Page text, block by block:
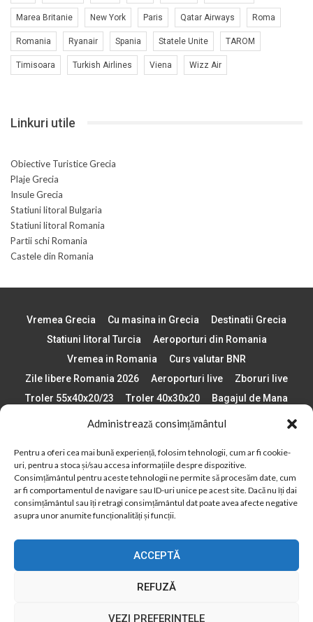
Administrează consimțământul
Pentru a oferi cea mai bună experiență, folosim tehnologii, cum ar fi cookie-
uri, pentru a stoca și/sau accesa informațiile despre dispozitive.
Consimțământul pentru aceste tehnologii ne permite să procesăm date, cum
ar fi comportamentul de navigare sau ID-uri unice pe acest site. Dacă nu îți dai
consimțământul sau îți retragi consimțământul dat poate avea afecte negative
asupra unor anumite funcționalități și funcții.
ACCEPTĂ
REFUZĂ
VEZI PREFERINȚELE
Marea Britanie New York Paris Qatar Airways Roma
Romania Ryanair Spania Statele Unite TAROM
Timisoara Turkish Airlines Viena Wizz Air
Linkuri utile
Obiective Turistice Grecia
Plaje Grecia
Insule Grecia
Statiuni litoral Bulgaria
Statiuni litoral Romania
Partii schi Romania
Castele din Romania
Vremea Grecia Cu masina in Grecia
Destinatii Grecia
Statiuni litoral Turcia
Aeroporturi din Romania
Vremea in Romania
Curs valutar BNR
Zile libere Romania 2026
Aeroporturi live
Zboruri live
Troler 55x40x20/23
Troler 40x30x20
Bagajul de Mana
Paste 2026
Cele mai bune telefoane
Plaje din Europa
Concerte Romania 2025
Asigurare de calatorie
Când se schimba ora în 2026
Calendar Formula 1 sezon 2026
Boarding Pass
Despre AirlinesTravel.ro
Politică cookie-uri (UE)
Cookie Policy (AU)
Politică cookie-uri (ZA)
Politică cookie-uri (Canada)
Politică cookie-uri (BR)
2012 - 2025 © Toate drepturile rezervate